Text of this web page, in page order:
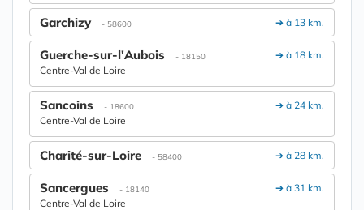
➔ à 13 km.
Garchizy - 58600
➔ à 18 km.
Guerche-sur-l'Aubois - 18150
Centre-Val de Loire
➔ à 24 km.
Sancoins - 18600
Centre-Val de Loire
➔ à 28 km.
Charité-sur-Loire - 58400
➔ à 31 km.
Sancergues - 18140
Centre-Val de Loire